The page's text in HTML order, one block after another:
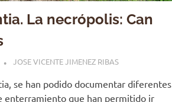
La necrópolis: Can
JOSE VICENTE JIMENEZ RIBAS
se han podido documentar diferentes
enterramiento que han permitido ir